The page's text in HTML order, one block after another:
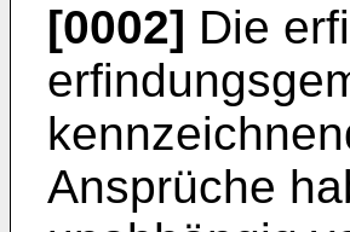
[0002] Die
Ansprüche